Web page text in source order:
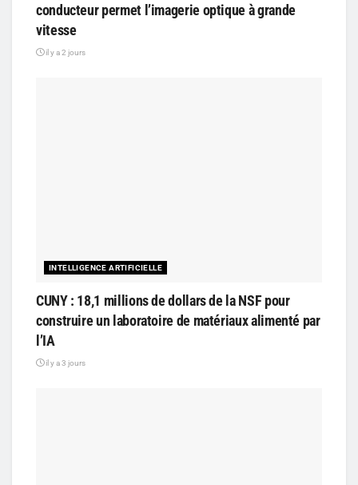
conducteur permet l’imagerie optique à grande
vitesse
il y a 2 jours
INTELLIGENCE ARTIFICIELLE
CUNY : 18,1 millions de dollars de la NSF pour
construire un laboratoire de matériaux alimenté par
l’IA
il y a 3 jours